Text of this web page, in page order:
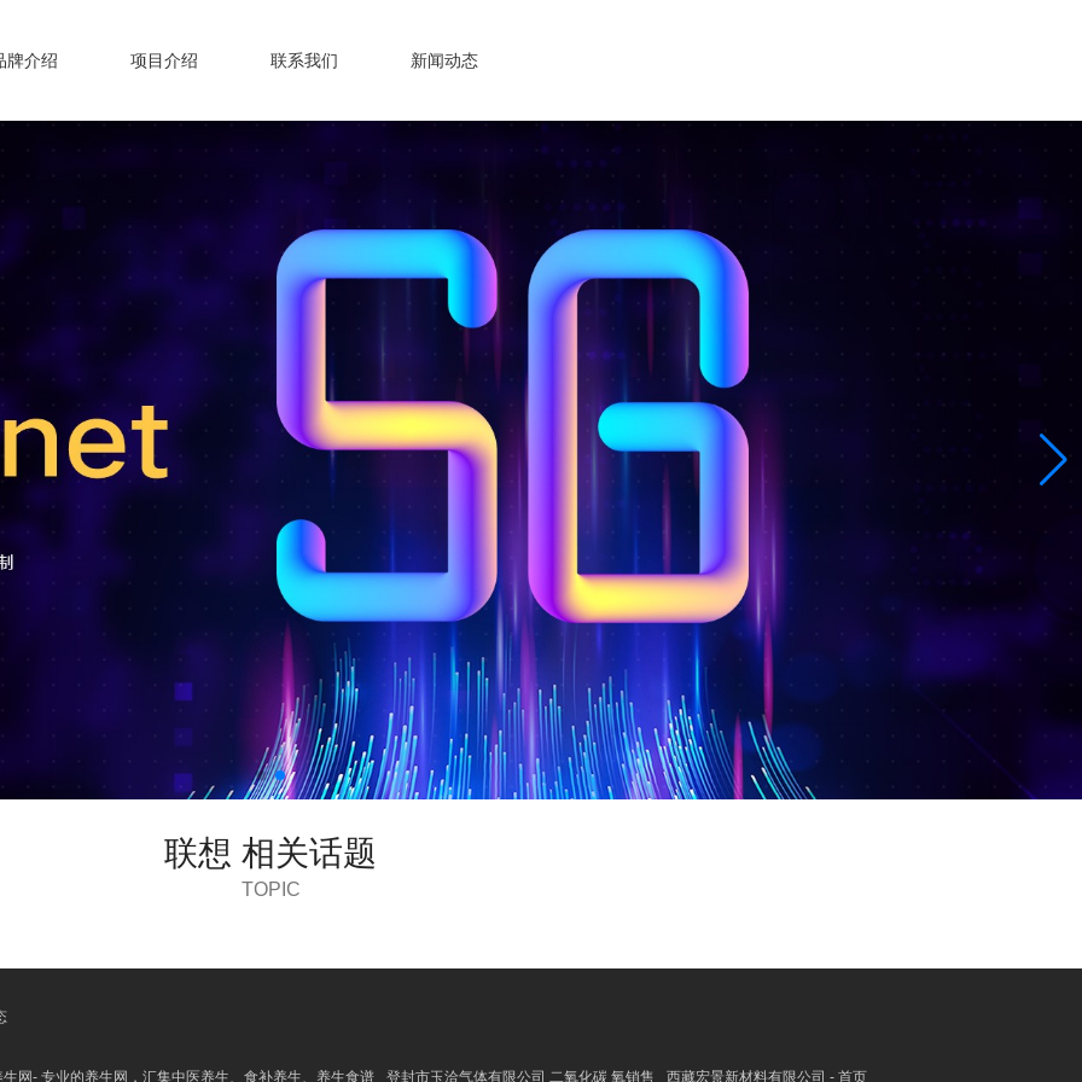
牌介绍 项目介绍 联系我们 新闻动态
联想 相关话题
TOPIC
网- 专业的养生网，汇集中医养生、食补养生、养生食谱 登封市玉洽气体有限公司 二氧化碳 氧销售 西藏宏景新材料有限公司 - 首页